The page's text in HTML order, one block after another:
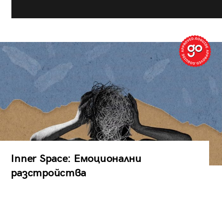
Inner Space: Емоционални
разстройства